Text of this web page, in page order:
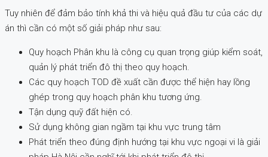
Tuy nhiên để đảm bảo tính khả thi và hiệu quả đầu tư của các dự
án thì cần có một số giải pháp như sau:
Quy hoạch Phân khu là công cụ quan trọng giúp kiểm soát,
quản lý phát triển đô thị theo quy hoạch.
Các quy hoạch TOD đề xuất cần được thể hiện hay lồng
ghép trong quy hoạch phân khu tương ứng.
Tận dụng quỹ đất hiện có.
Sử dụng không gian ngầm tại khu vực trung tâm
Phát triển theo đúng định hướng tại khu vực ngoại vi là giải